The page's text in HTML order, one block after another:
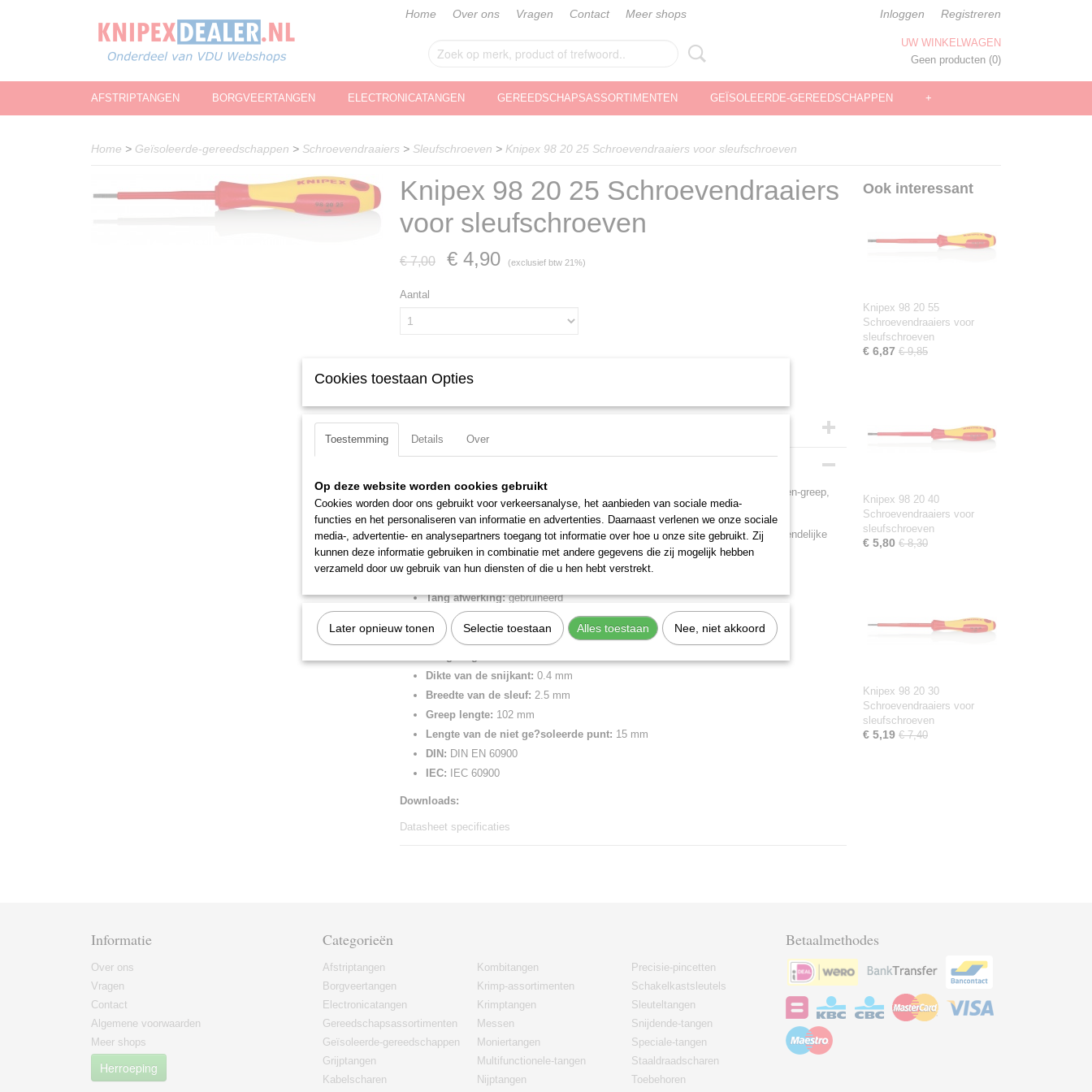
Home Over ons Vragen Contact Meer shops Inloggen Registreren
UW WINKELWAGEN
Geen producten (0)
AFSTRIPTANGEN BORGVEERTANGEN ELECTRONICATANGEN GEREEDSCHAPSASSORTIMENTEN GEÏSOLEERDE-GEREEDSCHAPPEN +
Home > Geïsoleerde-gereedschappen > Schroevendraaiers > Sleufschroeven > Knipex 98 20 25 Schroevendraaiers voor sleufschroeven
Knipex 98 20 25 Schroevendraaiers
voor sleufschroeven
€ 7,00 € 4,90 (exclusief btw 21%)
Aantal
IN WINKELWAGEN
Productcode
98 20 25
Productcode leverancier
Netto gewicht
0,03 Kg
Bruto gewicht
0,03 Kg
Afmetingen (l,b,h)
18 x 2,40 x 2,40 cm
Schroevendraaiers voor sleufschroeven gebruineerd, ge?soleerde meercomponenten-greep,
VDE-getest 177 mm
Ergonomisch verbeterde twee-componenten greep voor een moeiteloze en handvriendelijke
krachtoverbrenging. Hoekige handgreep, rolt niet weg.
Tang afwerking:gebruineerd
Benen/handgrepen:
geisoleerde meercomponenten-greep, VDE-getest
Uitvoering:
Dikte van de snijkant: 0.4 mm
Breedte van de sleuf: 2.5 mm
Greep lengte: 102 mm
Lengte van de niet ge?soleerde punt: 15 mm
DIN: DIN EN 60900
IEC:
IEC 60900
Downloads:
Datasheet specificaties
Ook interessant
Knipex 98 20 55
Schroevendraaiers voor
sleufschroeven
€ 6,87 € 9,85
Knipex 98 20 40
Schroevendraaiers voor
sleufschroeven
€ 5,80 € 8,30
Knipex 98 20 30
Schroevendraaiers voor
sleufschroeven
€ 5,19 € 7,40
Informatie
Over ons
Vragen
Contact
Algemene voorwaarden
Meer shops
Herroeping
Categorieën
Afstriptangen
Borgveertangen
Electronicatangen
Gereedschapsassortimenten
Geïsoleerde-gereedschappen
Grijptangen
Kabelscharen
Kombitangen
Krimp-assortimenten
Krimptangen
Messen
Moniertangen
Multifunctionele-tangen
Nijptangen
Precisie-pincetten
Schakelkastsleutels
Sleuteltangen
Snijdende-tangen
Speciale-tangen
Staaldraadscharen
Toebehoren
Betaalmethodes
Cookies toestaan Opties
Toestemming Details Over
Op deze website worden cookies gebruikt
Cookies worden door ons gebruikt voor verkeersanalyse, het aanbieden van sociale media-
functies en het personaliseren van informatie en advertenties. Daarnaast verlenen we onze sociale
media-, advertentie- en analysepartners toegang tot informatie over hoe u onze site gebruikt. Zij
kunnen deze informatie gebruiken in combinatie met andere gegevens die zij mogelijk hebben
verzameld door uw gebruik van hun diensten of die u hen hebt verstrekt.
Later opnieuw tonen Selectie toestaan Alles toestaan Nee, niet akkoord